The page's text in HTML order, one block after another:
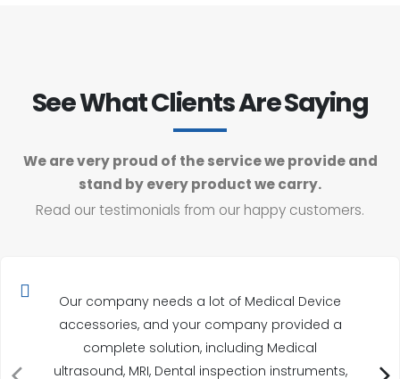
See What Clients Are Saying
We are very proud of the service we provide and
stand by every product we carry.
Read our testimonials from our happy customers.
Our company needs a lot of Medical Device
accessories, and your company provided a
complete solution, including Medical
ultrasound, MRI, Dental inspection instruments,